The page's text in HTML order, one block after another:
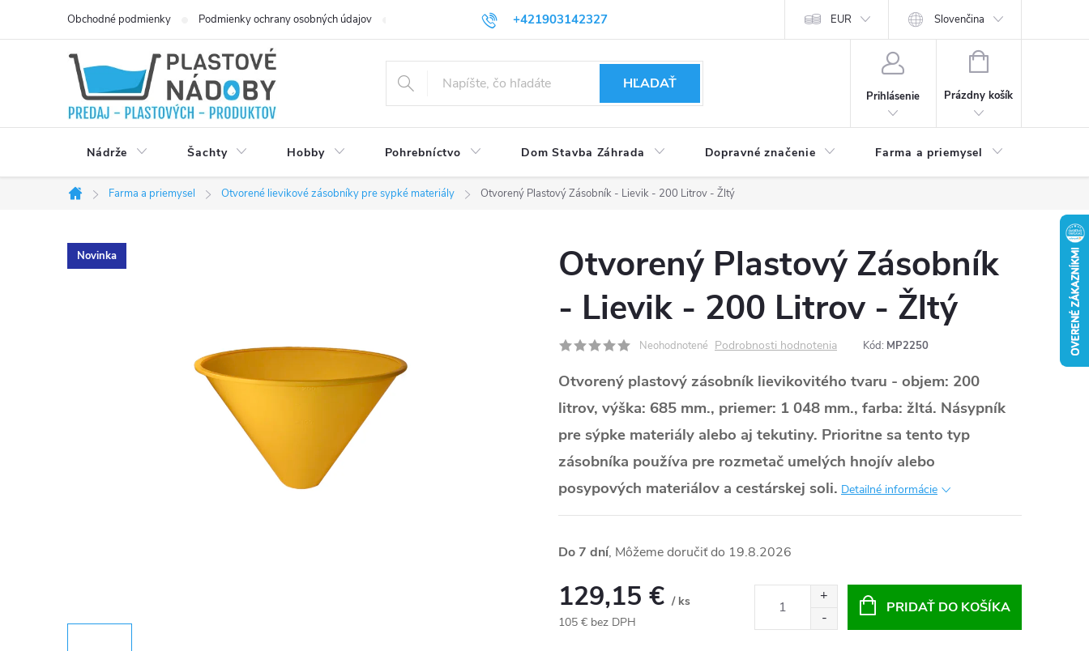
+421903142327
eshop@plastovenadoby.sk
Obchodné podmienky Podmienky ochrany osobných údajov EUR Slovenčina
HĽADAŤ
Prihlásenie
NÁKUPNÝ
Prázdny košík
Nádrže Šachty Hobby Pohrebníctvo Dom Stavba Záhrada Dopravné značenie Farma a priemysel
Domov
Farma a priemysel Otvorené lievikové zásobníky pre sypké materiály Otvorený Plastový Zásobník - Lievik - 200 Litrov - Žltý
Novinka
Otvorený Plastový Zásobník
- Lievik - 200 Litrov - Žltý
Neohodnotené Podrobnosti hodnotenia Kód: MP2250
Otvorený plastový zásobník lievikovitého tvaru - objem: 200
litrov, výška: 685 mm., priemer: 1 048 mm., farba: žltá. Násypník
pre sýpke materiály alebo aj tekutiny. Prioritne sa tento typ
zásobníka používa pre rozmetač umelých hnojív alebo
posypových materiálov a cestárskej soli. Detailné informácie
Do 7 dní 19.8.2026
129,15 € / ks
105 € bez DPH
PRIDAŤ DO KOŠÍKA